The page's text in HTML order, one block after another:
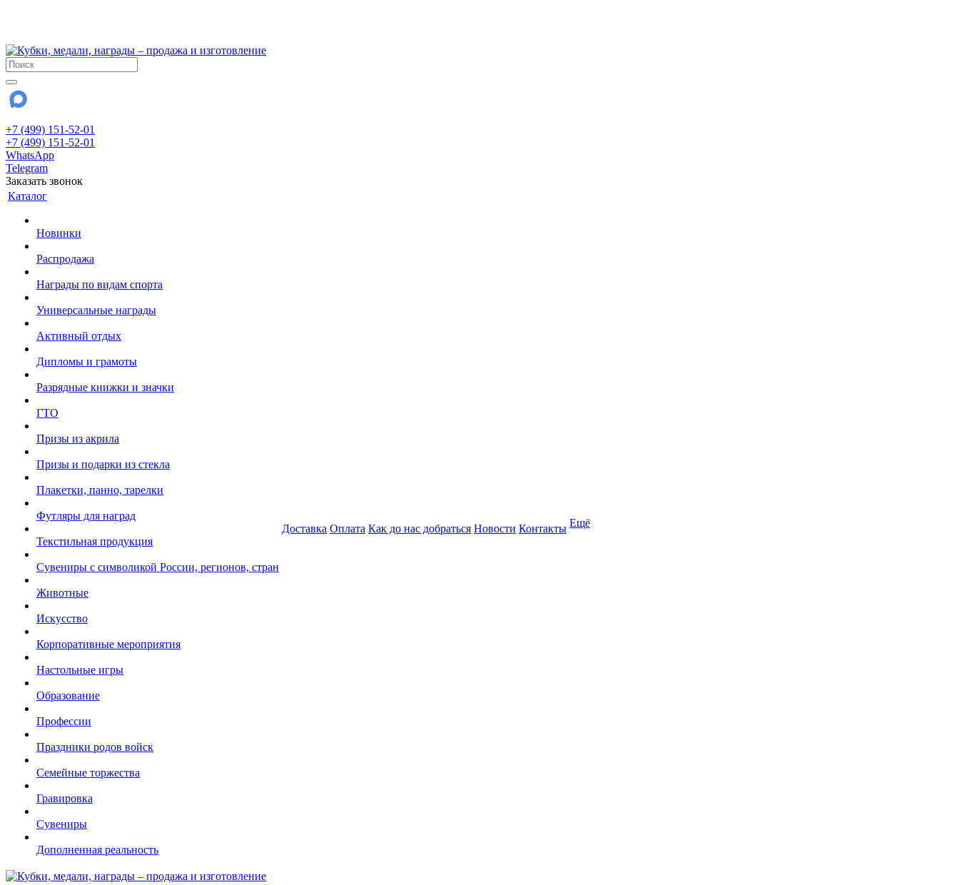
+7 (499) 151-52-01
+7 (499) 151-52-01
WhatsApp
Telegram
Заказать звонок
Каталог
Новинки
Распродажа
Награды по видам спорта
Универсальные награды
Активный отдых
Дипломы и грамоты
Разрядные книжки и значки
ГТО
Призы из акрила
Призы и подарки из стекла
Плакетки, панно, тарелки
Футляры для наград
Текстильная продукция
Сувениры с символикой России, регионов, стран
Животные
Искусство
Корпоративные мероприятия
Настольные игры
Образование
Профессии
Праздники родов войск
Семейные торжества
Гравировка
Сувениры
Дополненная реальность
Доставка Оплата Как до нас добраться Новости Контакты Ещё